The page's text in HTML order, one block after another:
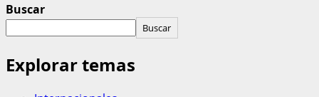
Buscar
Buscar
Explorar temas